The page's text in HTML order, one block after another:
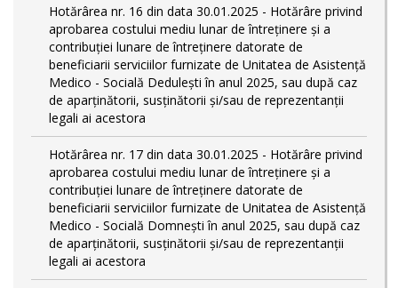
Hotărârea nr. 16 din data 30.01.2025 - Hotărâre privind
aprobarea costului mediu lunar de întreținere și a
contribuției lunare de întreținere datorate de
beneficiarii serviciilor furnizate de Unitatea de Asistență
Medico - Socială Dedulești în anul 2025, sau după caz
de aparținătorii, susținătorii și/sau de reprezentanții
legali ai acestora
Hotărârea nr. 17 din data 30.01.2025 - Hotărâre privind
aprobarea costului mediu lunar de întreținere și a
contribuției lunare de întreținere datorate de
beneficiarii serviciilor furnizate de Unitatea de Asistență
Medico - Socială Domnești în anul 2025, sau după caz
de aparținătorii, susținătorii și/sau de reprezentanții
legali ai acestora